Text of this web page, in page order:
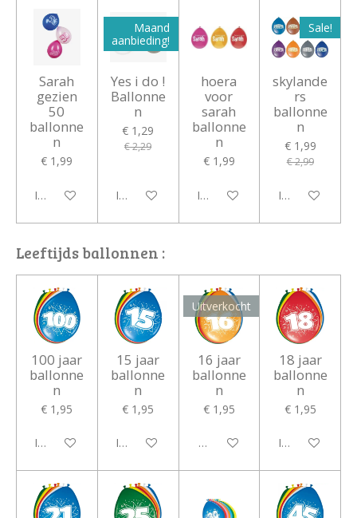
Sarah
gezien
50
ballonne
n
€ 1,99
In winkelwagen
Maand
aanbieding!
Yes i do !
Ballonne
n
€ 1,29
€ 2,29
In winkelwagen
hoera
voor
sarah
ballonne
n
€ 1,99
In winkelwagen
Sale!
skylande
rs
ballonne
n
€ 1,99
€ 2,99
In winkelwagen
Leeftijds ballonnen :
100 jaar
ballonne
n
€ 1,95
In winkelwagen
15 jaar
ballonne
n
€ 1,95
In winkelwagen
Uitverkocht
16 jaar
ballonne
n
€ 1,95
Houd mij op de hoogte
18 jaar
ballonne
n
€ 1,95
In winkelwagen